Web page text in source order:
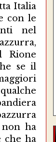
Italia
con le
nel
Rione
se il
non ha
che ha